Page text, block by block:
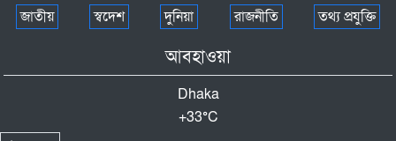
জাতীয়
স্বদেশ দুনিয়া রাজনীতি তথ্য প্রযুক্তি
আবহাওয়া
Dhaka
+33°C